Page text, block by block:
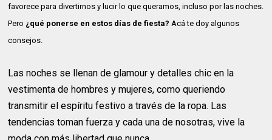
favorece para divertirnos y lucir lo que queramos, incluso por las noches.
Pero ¿qué ponerse en estos días de fiesta? Acá te doy algunos
consejos.
Las noches se llenan de glamour y detalles chic en la
vestimenta de hombres y mujeres, como queriendo
transmitir el espíritu festivo a través de la ropa. Las
tendencias toman fuerza y cada una de nosotras, vive la